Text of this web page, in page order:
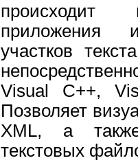
происходит
приложения
участков
Visual C++,
Позволяет
XML, а
текстовых